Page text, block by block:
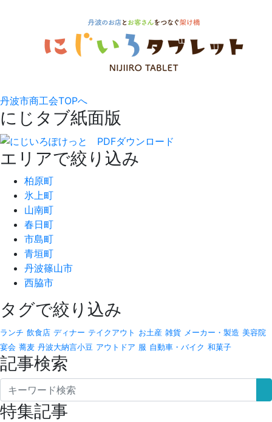
丹波市商工会TOPへ
にじタブ紙面版
エリアで絞り込み
柏原町
氷上町
山南町
春日町
市島町
青垣町
丹波篠山市
西脇市
タグで絞り込み
ランチ 飲食店 ディナー テイクアウト お土産 雑貨 メーカー・製造 美容院
宴会 蕎麦 丹波大納言小豆 アウトドア 服 自動車・バイク 和菓子
記事検索
特集記事